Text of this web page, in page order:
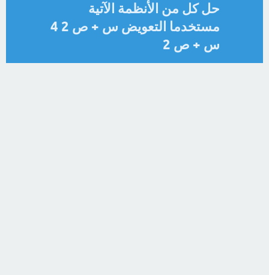
حل كل من الأنظمة الآتية
مستخدما التعويض س + ص 2 4
س + ص 2